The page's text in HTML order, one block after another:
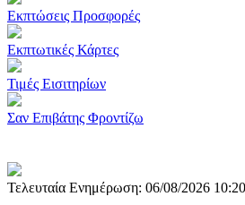
Εκπτώσεις Προσφορές
Εκπτωτικές Κάρτες
Τιμές Εισιτηρίων
Σαν Επιβάτης Φροντίζω
Τελευταία Ενημέρωση: 06/08/2026 10:20